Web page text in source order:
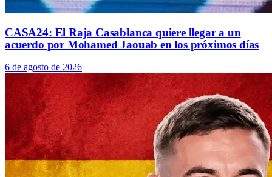
CASA24: El Raja Casablanca quiere llegar a un
acuerdo por Mohamed Jaouab en los próximos días
6 de agosto de 2026